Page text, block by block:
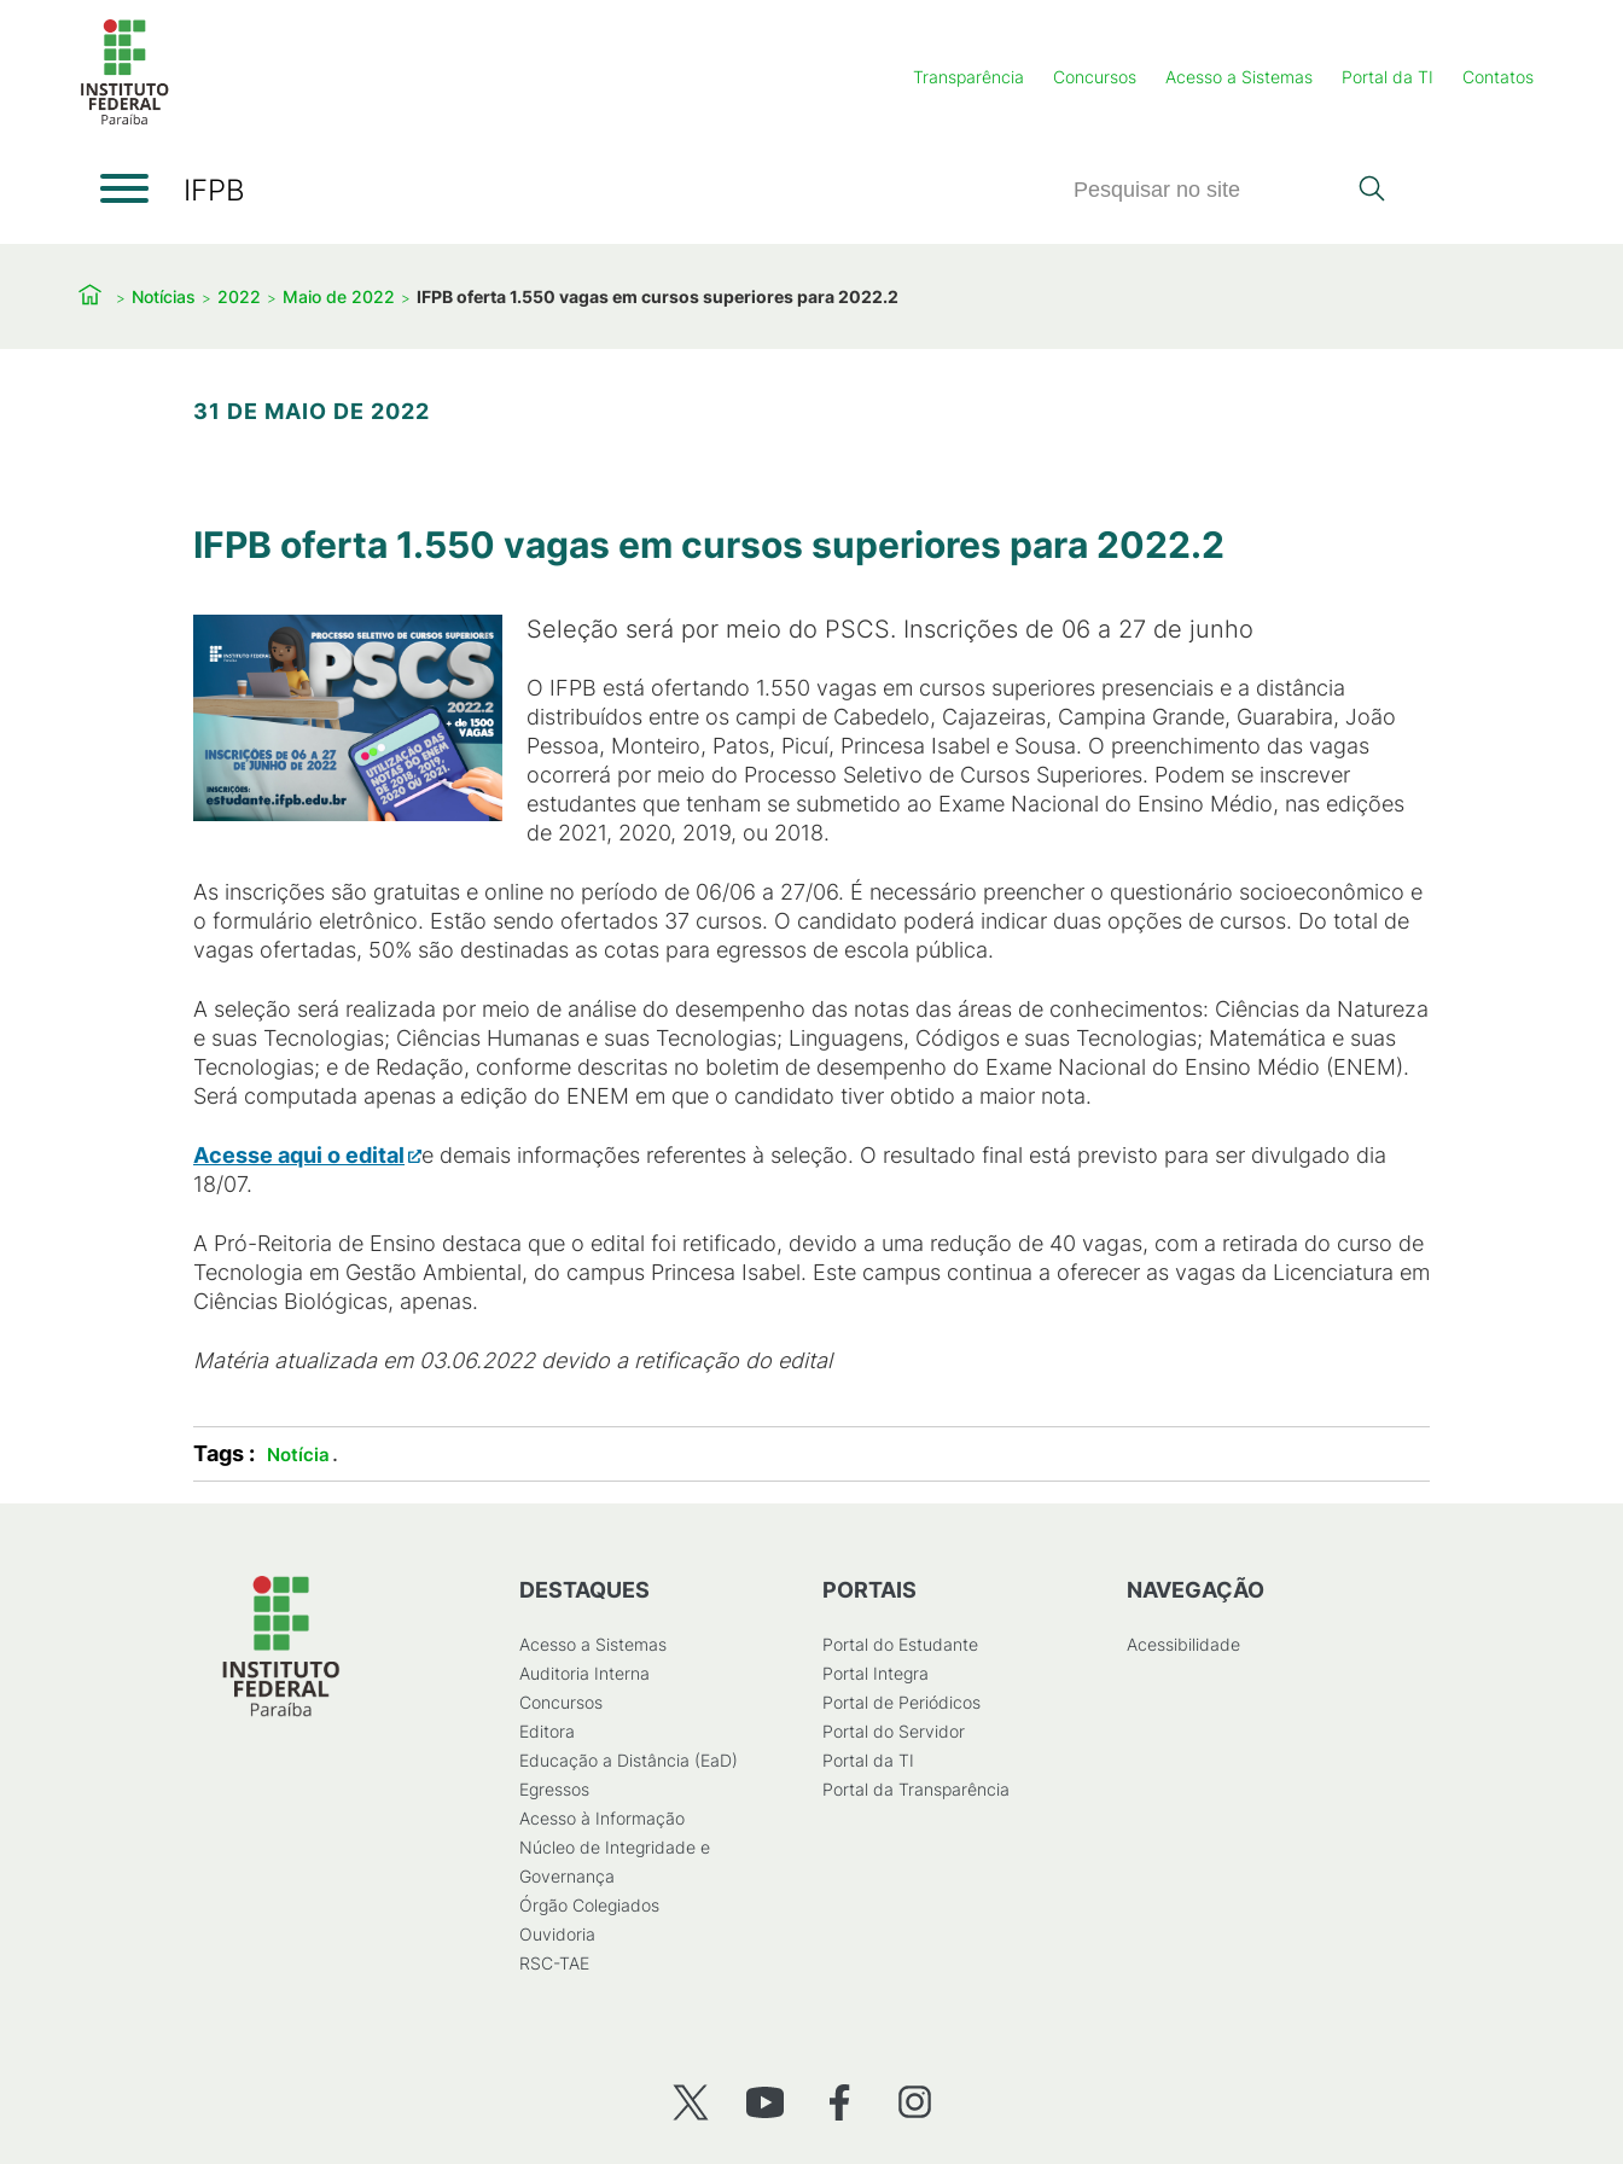
Transparência Concursos Acesso a Sistemas Portal da TI Contatos
IFPB
Notícias 2022 Maio de 2022 IFPB oferta 1.550 vagas em cursos superiores para 2022.2
31 DE MAIO DE 2022
IFPB oferta 1.550 vagas em cursos superiores para 2022.2
Seleção será por meio do PSCS. Inscrições de 06 a 27 de junho
O IFPB está ofertando 1.550 vagas em cursos superiores presenciais e a distância
distribuídos entre os campi de Cabedelo, Cajazeiras, Campina Grande, Guarabira, João
Pessoa, Monteiro, Patos, Picuí, Princesa Isabel e Sousa. O preenchimento das vagas
ocorrerá por meio do Processo Seletivo de Cursos Superiores. Podem se inscrever
estudantes que tenham se submetido ao Exame Nacional do Ensino Médio, nas edições
de 2021, 2020, 2019, ou 2018.
As inscrições são gratuitas e online no período de 06/06 a 27/06. É necessário preencher o questionário socioeconômico e
o formulário eletrônico. Estão sendo ofertados 37 cursos. O candidato poderá indicar duas opções de cursos. Do total de
vagas ofertadas, 50% são destinadas as cotas para egressos de escola pública.
A seleção será realizada por meio de análise do desempenho das notas das áreas de conhecimentos: Ciências da Natureza
e suas Tecnologias; Ciências Humanas e suas Tecnologias; Linguagens, Códigos e suas Tecnologias; Matemática e suas
Tecnologias; e de Redação, conforme descritas no boletim de desempenho do Exame Nacional do Ensino Médio (ENEM).
Será computada apenas a edição do ENEM em que o candidato tiver obtido a maior nota.
Acesse aqui o edital
e demais informações referentes à seleção. O resultado final está previsto para ser divulgado dia
18/07.
A Pró-Reitoria de Ensino destaca que o edital foi retificado, devido a uma redução de 40 vagas, com a retirada do curso de
Tecnologia em Gestão Ambiental, do campus Princesa Isabel. Este campus continua a oferecer as vagas da Licenciatura em
Ciências Biológicas, apenas.
Matéria atualizada em 03.06.2022 devido a retificação do edital
Tags : Notícia .
DESTAQUES
Acesso a Sistemas
Auditoria Interna
Concursos
Editora
Educação a Distância (EaD)
Egressos
Acesso à Informação
Núcleo de Integridade e
Governança
Órgão Colegiados
Ouvidoria
RSC-TAE
PORTAIS
Portal do Estudante
Portal Integra
Portal de Periódicos
Portal do Servidor
Portal da TI
Portal da Transparência
NAVEGAÇÃO
Acessibilidade